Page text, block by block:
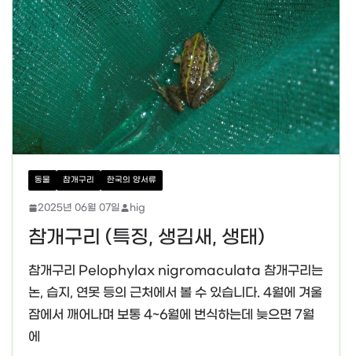
동물 참개구리 한국의 양서류
2025년 06월 07일 hig
참개구리 (특징, 생김새, 생태)
참개구리 Pelophylax nigromaculata 참개구리는
논, 습지, 연못 등의 근처에서 볼 수 있습니다. 4월에 겨울
잠에서 깨어나며 보통 4~6월에 번식하는데 늦으면 7월
에